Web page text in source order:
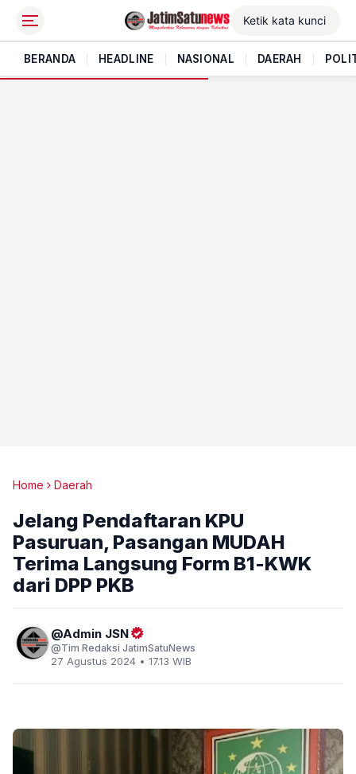
BERANDA HEADLINE NASIONAL DAERAH
Home Daerah
Jelang Pendaftaran KPU
Pasuruan, Pasangan MUDAH
Terima Langsung Form B1-KWK
dari DPP PKB
Admin JSN
Tim Redaksi JatimSatuNews
27 Agustus 2024 • 17.13 WIB